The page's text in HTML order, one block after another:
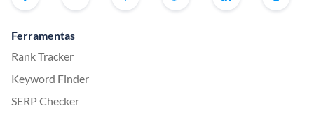
Ferramentas
Rank Tracker
Keyword Finder
SERP Checker